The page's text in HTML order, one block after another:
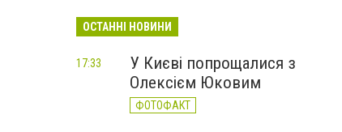
ОСТАННІ НОВИНИ
У Києві попрощалися з
Олексієм Юковим
ФОТОФАКТ
17:33